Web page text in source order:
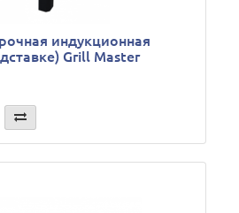
индукционная
Grill Master